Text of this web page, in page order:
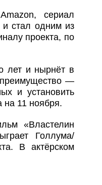
сериал
и стал одним из
проекта, по
лет и нырнёт в
—
и установить
на 11 ноября.
«Властелин
Голлума/
В актёрском